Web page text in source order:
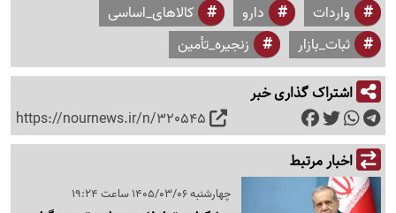
واردات دارو
کالاهای_اساسی
ثبات_بازار
زنجیره_تأمین
اشتراک گذاری خبر
https://nournews.ir/n/320545
اخبار مرتبط
چهارشنبه 1405/03/06 ساعت 19:24